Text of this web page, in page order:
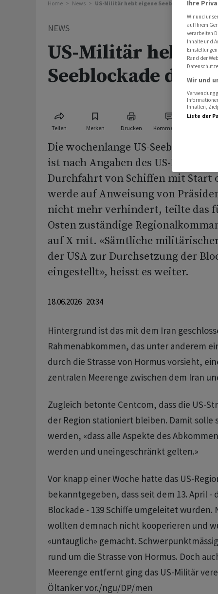
Home News US-Militär hebt eigene Seeblockade des
NEWS
US-Militär hebt
Seeblockade des
Teilen Merken Drucken Kommentare
Die wochenlange US-Seeblockade
ist nach Angaben des US-Militärs
Durchfahrt von Schiffen mit Start
werde auf Anweisung von
nicht mehr verhindert, teilte das
Osten zuständige
auf X mit. «Sämtliche
der USA zur Durchsetzung der
eingestellt», heisst es weiter.
18.06.2026 20:34
Hintergrund ist das mit dem Iran
Rahmenabkommen, das unter anderem
durch die Strasse von Hormus vorsieht,
zentralen Meerenge zwischen dem Iran
Zugleich betonte Centcom, dass die US-
der Region stationiert bleiben. Damit solle
werden, «dass alle Aspekte des
werden und uneingeschränkt gelten.»
Vor knapp einer Woche hatte das US-
bekanntgegeben, dass seit dem 13. April -
Blockade - 139 Schiffe umgeleitet wurden.
wollten demnach nicht kooperieren und
«untauglich» gemacht.
rund um die Strasse von Hormus. Doch
Meerenge entfernt ging das US-Militär
Öltanker vor./ngu/DP/men
Ihre
Wir und
auf Ihrem
verarbeiten
Inhalte und
Rand der
Wir und
Verwendung
Inhalten,
Liste der